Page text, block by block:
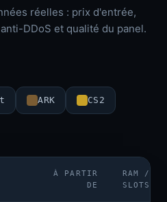
réelles : prix d'entrée,
DDoS et qualité du panel.
ARK CS2
À PARTIR
DE
RAM /
SLOTS